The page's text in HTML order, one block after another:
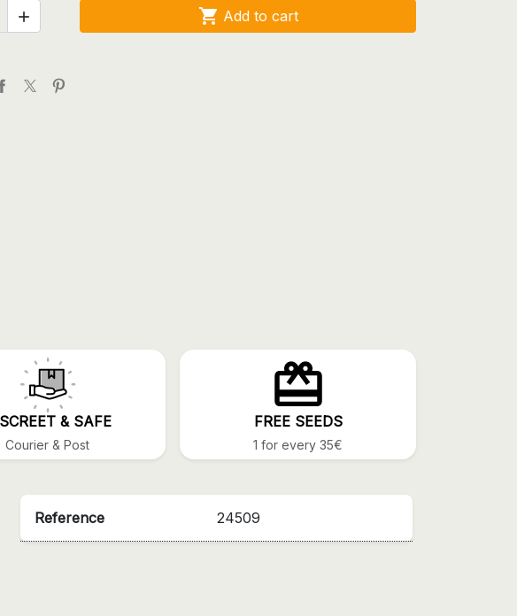
  Add to cart
& SAFE
Courier & Post
FREE SEEDS
1 for every 35€
Reference 24509